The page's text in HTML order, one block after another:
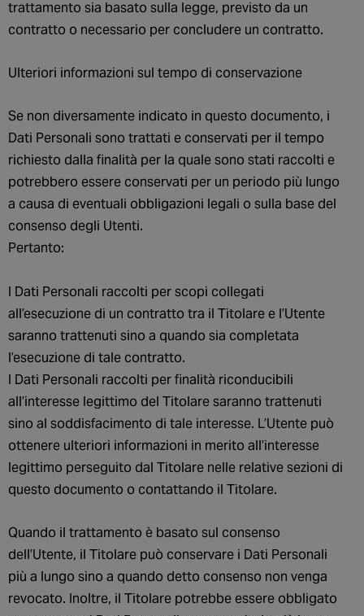
trattamento sia basato sulla legge, previsto da un
contratto o necessario per concludere un contratto.
Ulteriori informazioni sul tempo di conservazione
Se non diversamente indicato in questo documento, i
Dati Personali sono trattati e conservati per il tempo
richiesto dalla finalità per la quale sono stati raccolti e
potrebbero essere conservati per un periodo più lungo
a causa di eventuali obbligazioni legali o sulla base del
consenso degli Utenti.
Pertanto:
I Dati Personali raccolti per scopi collegati
all’esecuzione di un contratto tra il Titolare e l’Utente
saranno trattenuti sino a quando sia completata
l’esecuzione di tale contratto.
I Dati Personali raccolti per finalità riconducibili
all’interesse legittimo del Titolare saranno trattenuti
sino al soddisfacimento di tale interesse. L’Utente può
ottenere ulteriori informazioni in merito all’interesse
legittimo perseguito dal Titolare nelle relative sezioni di
questo documento o contattando il Titolare.
Quando il trattamento è basato sul consenso
dell’Utente, il Titolare può conservare i Dati Personali
più a lungo sino a quando detto consenso non venga
revocato. Inoltre, il Titolare potrebbe essere obbligato